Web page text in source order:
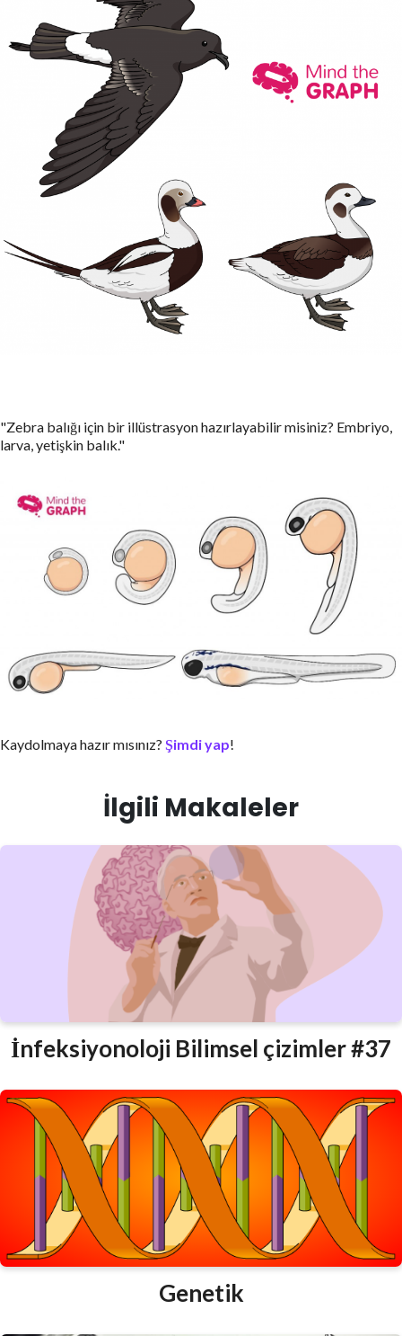
"Zebra balığı için bir illüstrasyon hazırlayabilir misiniz? Embriyo,
larva, yetişkin balık."
Kaydolmaya hazır mısınız? Şimdi yap!
İlgili Makaleler
İnfeksiyonoloji Bilimsel çizimler #37
Genetik